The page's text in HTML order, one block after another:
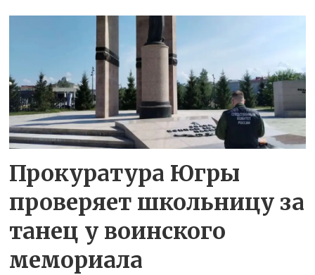
Прокуратура Югры
проверяет школьницу за
танец у воинского
мемориала